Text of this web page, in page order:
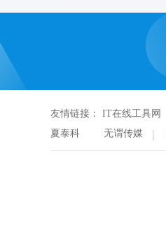
友情链接： IT在线工具网
夏泰科
无谓传媒